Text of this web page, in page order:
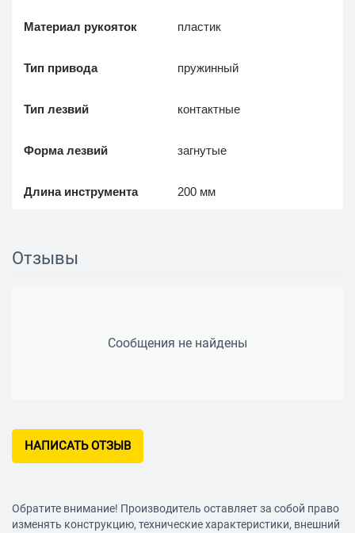
Материал рукояток пластик
Тип привода пружинный
Тип лезвий контактные
Форма лезвий загнутые
Длина инструмента 200 мм
Отзывы
Сообщения не найдены
НАПИСАТЬ ОТЗЫВ
Обратите внимание! Производитель оставляет за собой право
изменять конструкцию, технические характеристики, внешний